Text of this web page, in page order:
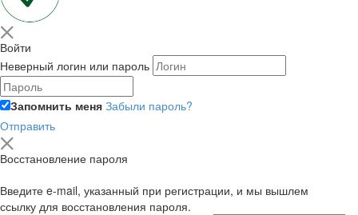
Войти
Неверный логин или пароль
Запомнить меня Забыли пароль?
Отправить
Восстановление пароля
Введите e-mail, указанный при регистрации, и мы вышлем
ссылку для восстановления пароля.